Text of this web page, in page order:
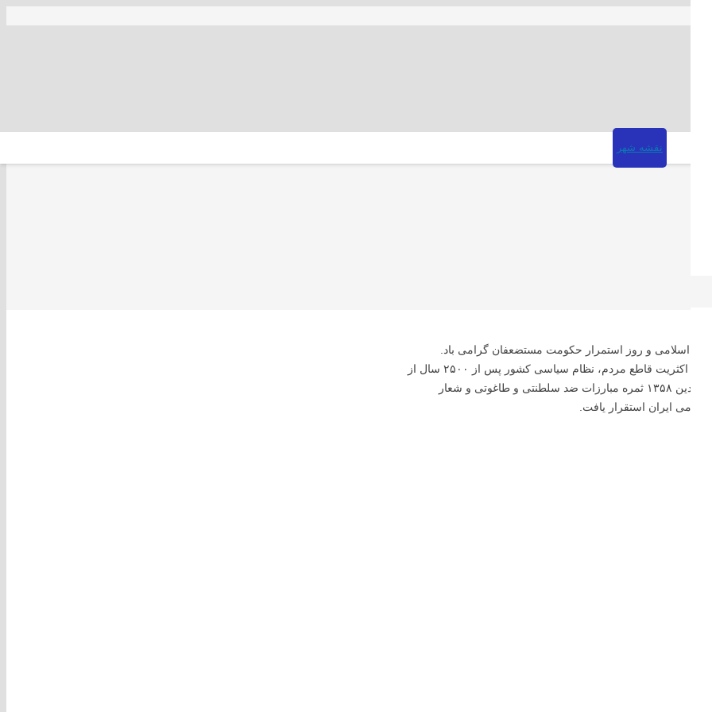
نقشه شهر
۱۲ فروردین یکی از روزهای تاریخی و مهم ایران اسلامی است، در این روز با رای اکثریت قاطع مردم، نظام سیاسی کشور پس از ۲۵۰۰ سال از
نظام سلطنتی به نظام جمهوری اسلامی وحکومت مردمی تغییر یافت.در ۱۲ فروردین ۱۳۵۸ ثمره مبارزات ضد سلطنتی و طاغوتی و شعار
ایران استقرار یافت.